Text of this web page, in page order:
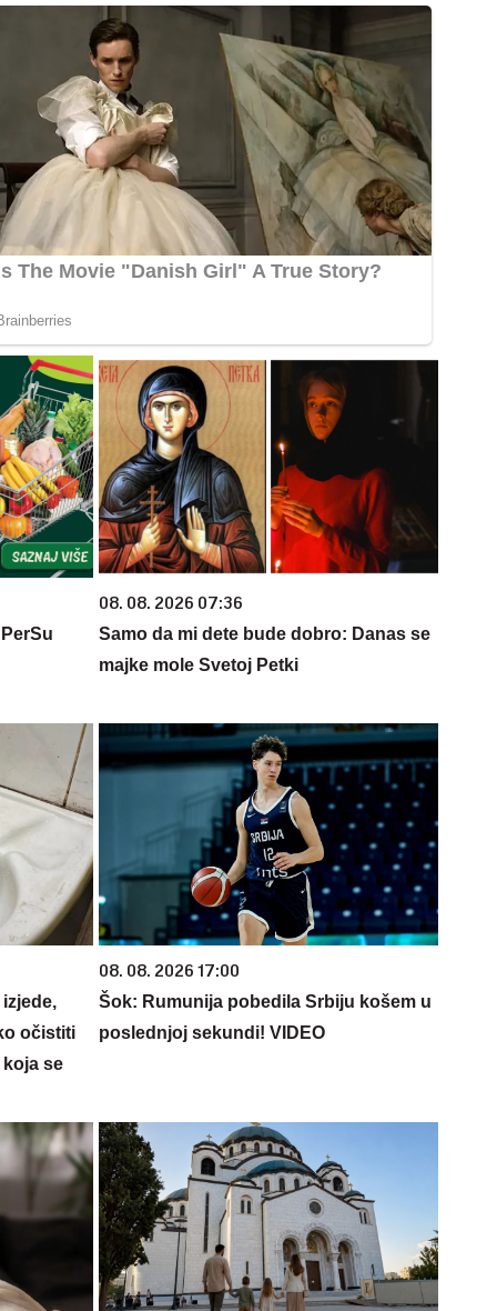
08. 08. 2026 07:36
Samo da mi dete bude dobro: Danas se
majke mole Svetoj Petki
očistiti
se
08. 08. 2026 17:00
Šok: Rumunija pobedila Srbiju košem u
poslednjoj sekundi! VIDEO